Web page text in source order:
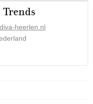
heerlen.nl